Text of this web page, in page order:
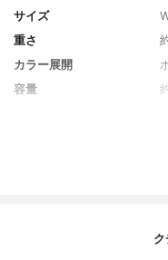
サイズ
重さ
カラー展開
容量